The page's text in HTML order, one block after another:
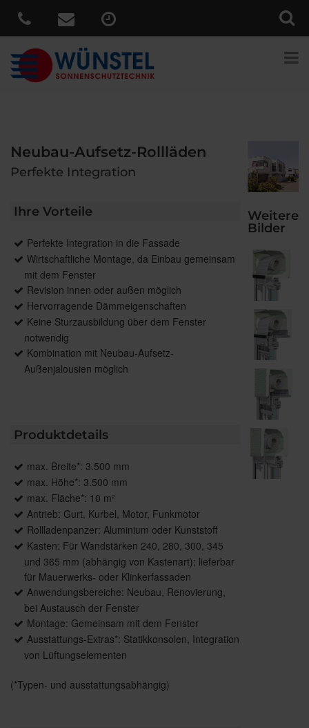
Neubau-Aufsetz-Rollläden
Perfekte Integration
Ihre Vorteile
Perfekte Integration in die Fassade
Wirtschaftliche Montage, da Einbau gemeinsam
mit dem Fenster
Revision innen oder außen möglich
Hervorragende Dämmeigenschaften
Keine Sturzausbildung über dem Fenster
notwendig
Kombination mit Neubau-Aufsetz-
Außenjalousien möglich
Produktdetails
max. Breite*: 3.500 mm
max. Höhe*: 3.500 mm
max. Fläche*: 10 m²
Antrieb: Gurt, Kurbel, Motor, Funkmotor
Rollladenpanzer: Aluminium oder Kunststoff
Kasten: Für Wandstärken 240, 280, 300, 345
und 365 mm (abhängig von Kastenart); lieferbar
für Mauerwerks- oder Klinkerfassaden
Anwendungsbereiche: Neubau, Renovierung,
bei Austausch der Fenster
Montage: Gemeinsam mit dem Fenster
Ausstattungs-Extras*: Statikkonsolen, Integration
von Lüftungselementen
(*Typen- und ausstattungsabhängig)
Weitere
Bilder